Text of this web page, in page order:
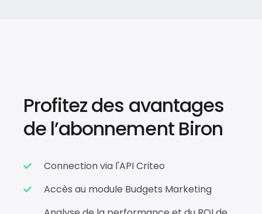
Profitez des avantages
de l’abonnement Biron
Connection via l'API Criteo
Accès au module Budgets Marketing